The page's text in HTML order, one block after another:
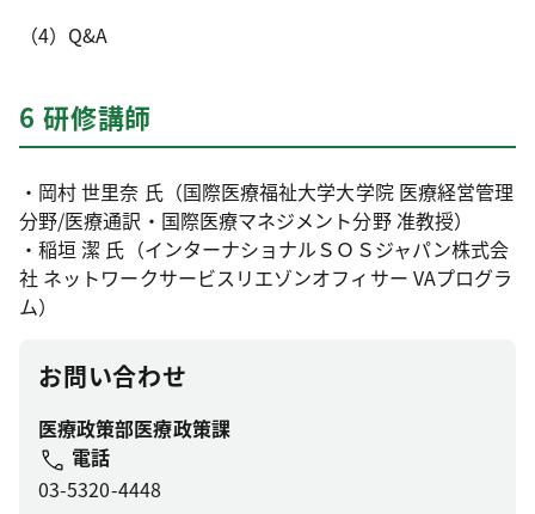
（4）Q&A
6 研修講師
・岡村 世里奈 氏（国際医療福祉大学大学院 医療経営管理
分野/医療通訳・国際医療マネジメント分野 准教授）
・稲垣 潔 氏（インターナショナルＳＯＳジャパン株式会
社 ネットワークサービスリエゾンオフィサー VAプログラ
ム）
お問い合わせ
医療政策部医療政策課
電話
03-5320-4448